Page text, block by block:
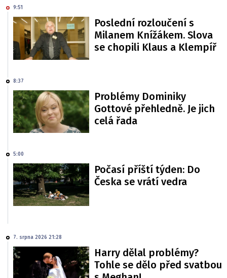
9:51
Poslední rozloučení s
Milanem Knížákem. Slova
se chopili Klaus a Klempíř
8:37
Problémy Dominiky
Gottové přehledně. Je jich
celá řada
5:00
Počasí příští týden: Do
Česka se vrátí vedra
7. srpna 2026 21:28
Harry dělal problémy?
Tohle se dělo před svatbou